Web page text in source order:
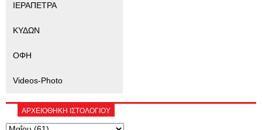
ΙΕΡΑΠΕΤΡΑ
ΚΥΔΩΝ
ΟΦΗ
Videos-Photo
ΑΡΧΕΙΟΘΗΚΗ ΙΣΤΟΛΟΓΙΟΥ